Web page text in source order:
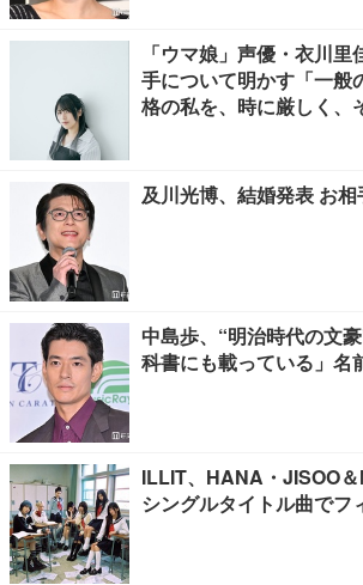
「ウマ娘」声優・衣川
手について明かす「一般
格の私を、時に厳しく、
及川光博、結婚発表 お
中島歩、“明治時代の文
科書にも載っている」名
ILLIT、HANA・JISOO
シングルタイトル曲でフ